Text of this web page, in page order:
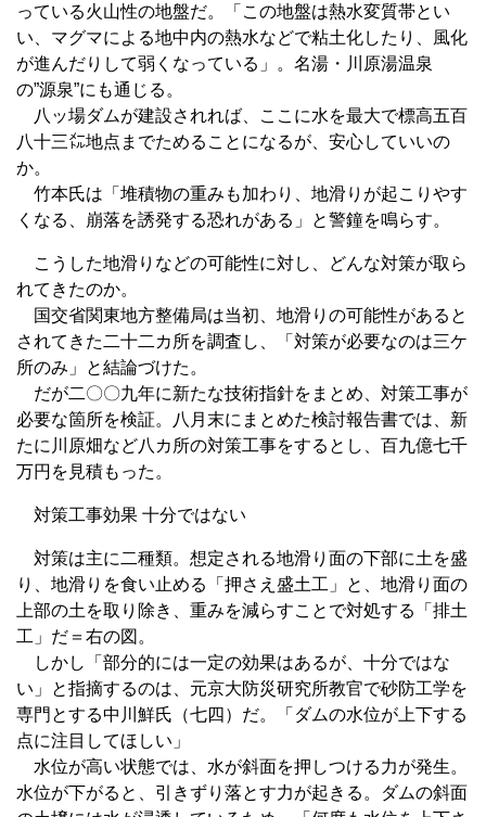
っている火山性の地盤だ。「この地盤は熱水変質帯とい
い、マグマによる地中内の熱水などで粘土化したり、風化
が進んだりして弱くなっている」。名湯・川原湯温泉
の”源泉”にも通じる。
八ッ場ダムが建設されれば、ここに水を最大で標高五百
八十三㍍地点までためることになるが、安心していいの
か。
竹本氏は「堆積物の重みも加わり、地滑りが起こりやす
くなる、崩落を誘発する恐れがある」と警鐘を鳴らす。
こうした地滑りなどの可能性に対し、どんな対策が取ら
れてきたのか。
国交省関東地方整備局は当初、地滑りの可能性があると
されてきた二十二カ所を調査し、「対策が必要なのは三ケ
所のみ」と結論づけた。
だが二〇〇九年に新たな技術指針をまとめ、対策工事が
必要な箇所を検証。八月末にまとめた検討報告書では、新
たに川原畑など八カ所の対策工事をするとし、百九億七千
万円を見積もった。
対策工事効果 十分ではない
対策は主に二種類。想定される地滑り面の下部に土を盛
り、地滑りを食い止める「押さえ盛土工」と、地滑り面の
上部の土を取り除き、重みを減らすことで対処する「排土
工」だ＝右の図。
しかし「部分的には一定の効果はあるが、十分ではな
い」と指摘するのは、元京大防災研究所教官で砂防工学を
専門とする中川鮮氏（七四）だ。「ダムの水位が上下する
点に注目してほしい」
水位が高い状態では、水が斜面を押しつける力が発生。
水位が下がると、引きずり落とす力が起きる。ダムの斜面